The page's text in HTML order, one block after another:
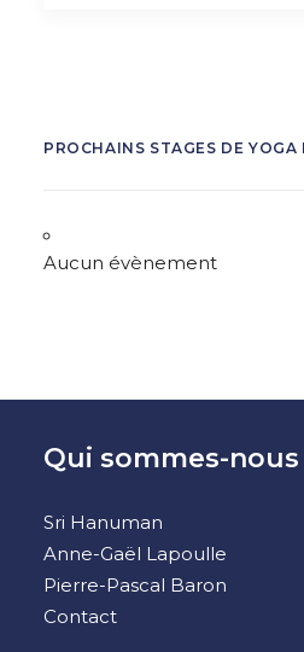
PROCHAINS STAGES DE
Aucun évènement
Qui sommes-nous
Sri Hanuman
Anne-Gaël Lapoulle
Pierre-Pascal Baron
Contact